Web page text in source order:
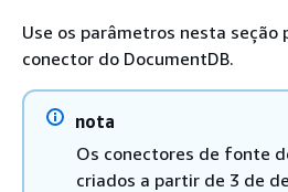
Use os parâmetros nesta seção
conector do DocumentDB.
nota
Os conectores de fonte
criados a partir de 3 de